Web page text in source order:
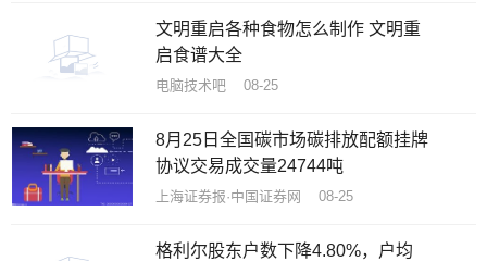
文明重启各种食物怎么制作 文明重
启食谱大全
电脑技术吧 08-25
8月25日全国碳市场碳排放配额挂牌
协议交易成交量24744吨
上海证券报·中国证券网 08-25
格利尔股东户数下降4.80%，户均